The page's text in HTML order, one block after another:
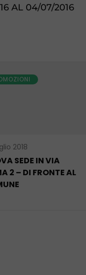
AL 04/07/2016
2018
SEDE IN VIA
2 – DI FRONTE AL